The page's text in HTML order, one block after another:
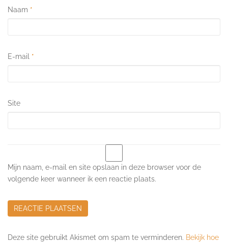
Naam *
E-mail *
Site
Mijn naam, e-mail en site opslaan in deze browser voor de
volgende keer wanneer ik een reactie plaats.
Deze site gebruikt Akismet om spam te verminderen. Bekijk hoe